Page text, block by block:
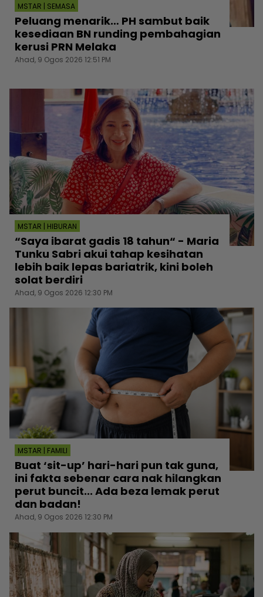
MSTAR | SEMASA
Peluang menarik… PH sambut baik
kesediaan BN runding pembahagian
kerusi PRN Melaka
Ahad, 9 Ogos 2026 12:51 PM
MSTAR | HIBURAN
“Saya ibarat gadis 18 tahun“ - Maria
Tunku Sabri akui tahap kesihatan
lebih baik lepas bariatrik, kini boleh
solat berdiri
Ahad, 9 Ogos 2026 12:30 PM
MSTAR | FAMILI
Buat ‘sit-up’ hari-hari pun tak guna,
ini fakta sebenar cara nak hilangkan
perut buncit... Ada beza lemak perut
dan badan!
Ahad, 9 Ogos 2026 12:30 PM